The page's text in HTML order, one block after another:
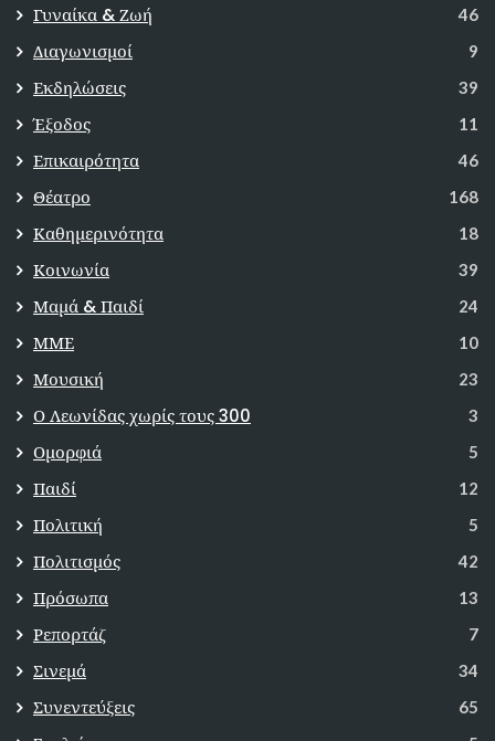
Γυναίκα & Ζωή 46
Διαγωνισμοί 9
Εκδηλώσεις 39
Έξοδος 11
Επικαιρότητα 46
Θέατρο 168
Καθημερινότητα 18
Κοινωνία 39
Μαμά & Παιδί 24
ΜΜΕ 10
Μουσική 23
Ο Λεωνίδας χωρίς τους 300 3
Ομορφιά 5
Παιδί 12
Πολιτική 5
Πολιτισμός 42
Πρόσωπα 13
Ρεπορτάζ 7
Σινεμά 34
Συνεντεύξεις 65